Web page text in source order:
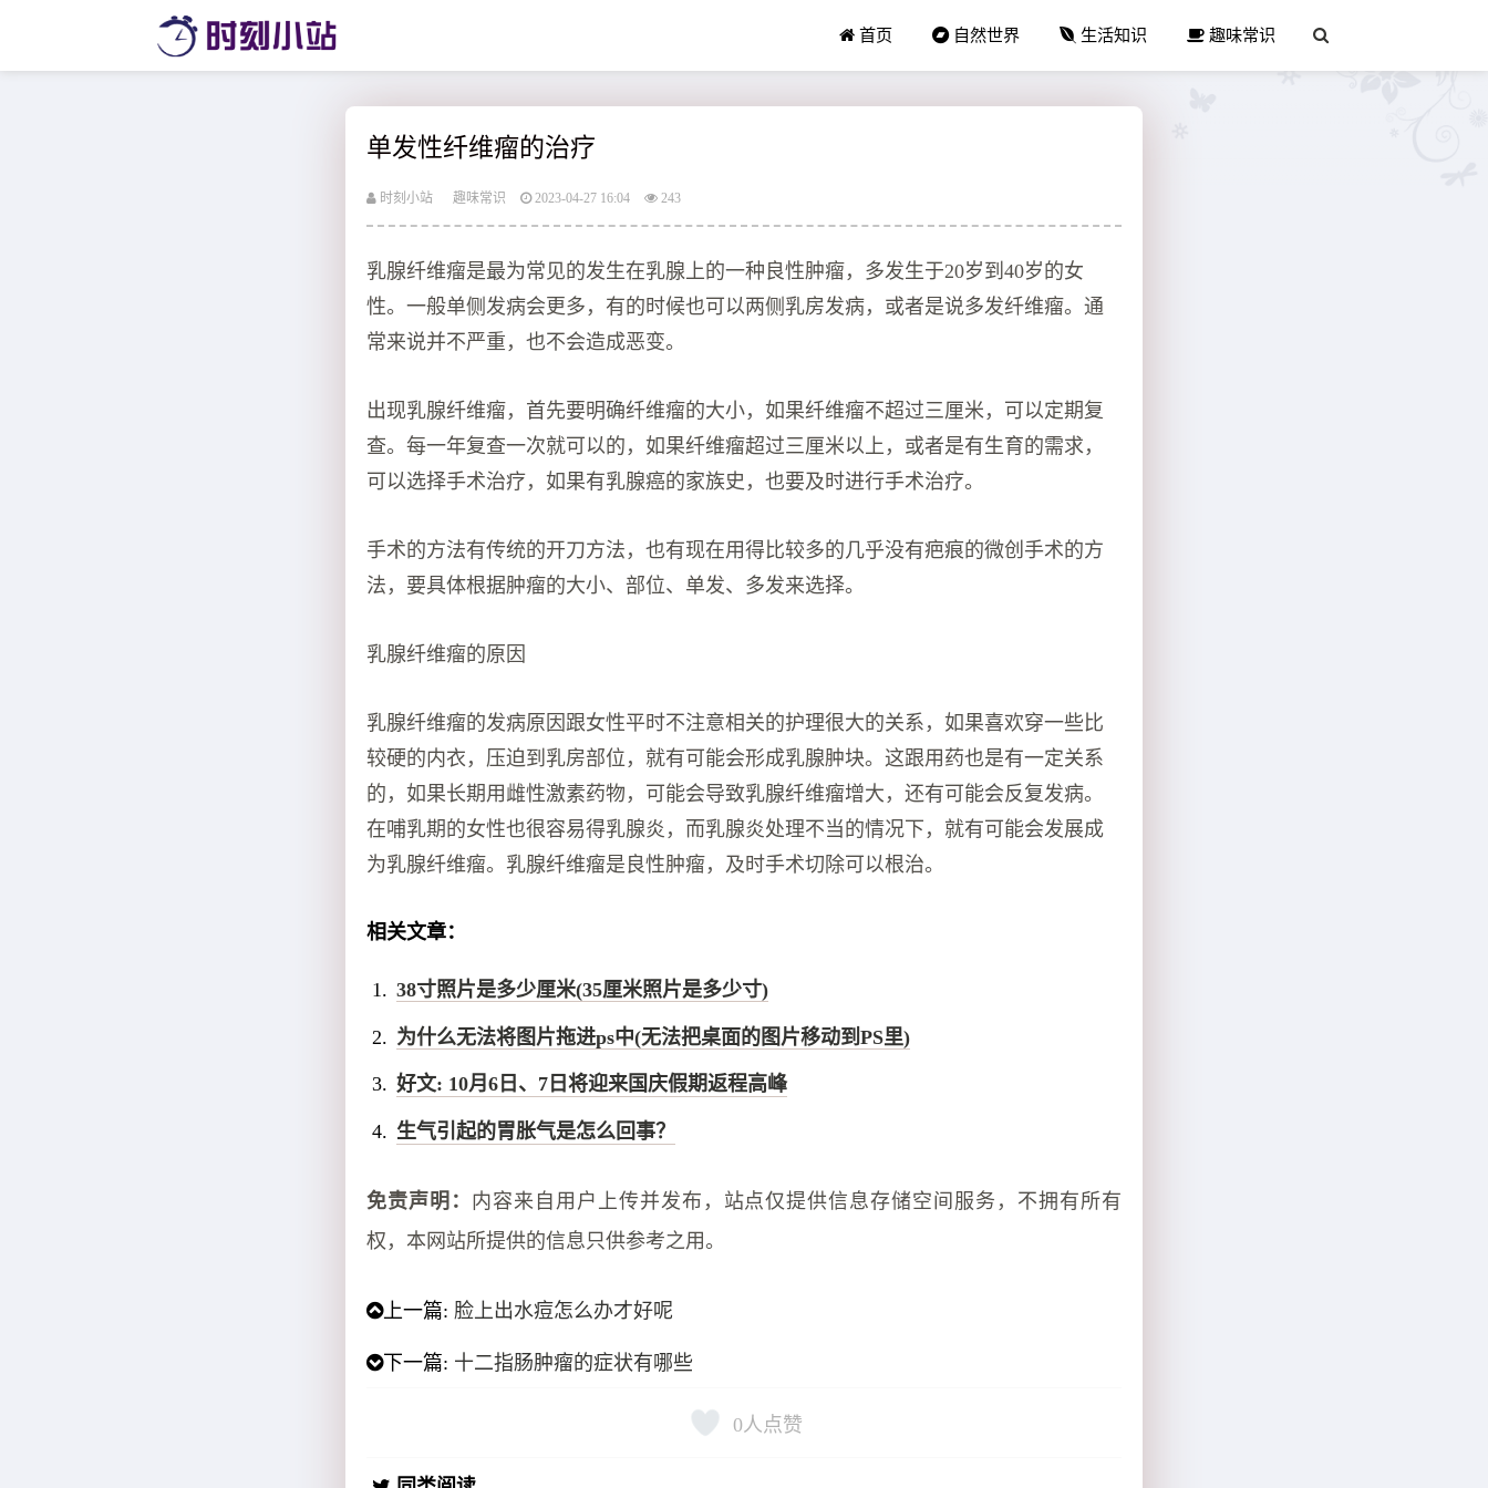
首页 自然世界 生活知识 趣味常识
单发性纤维瘤的治疗
时刻小站 趣味常识 2023-04-27 16:04 243
乳腺纤维瘤是最为常见的发生在乳腺上的一种良性肿瘤，多发生于20岁到40岁的女
性。一般单侧发病会更多，有的时候也可以两侧乳房发病，或者是说多发纤维瘤。通
常来说并不严重，也不会造成恶变。
出现乳腺纤维瘤，首先要明确纤维瘤的大小，如果纤维瘤不超过三厘米，可以定期复
查。每一年复查一次就可以的，如果纤维瘤超过三厘米以上，或者是有生育的需求，
可以选择手术治疗，如果有乳腺癌的家族史，也要及时进行手术治疗。
手术的方法有传统的开刀方法，也有现在用得比较多的几乎没有疤痕的微创手术的方
法，要具体根据肿瘤的大小、部位、单发、多发来选择。
乳腺纤维瘤的原因
乳腺纤维瘤的发病原因跟女性平时不注意相关的护理很大的关系，如果喜欢穿一些比
较硬的内衣，压迫到乳房部位，就有可能会形成乳腺肿块。这跟用药也是有一定关系
的，如果长期用雌性激素药物，可能会导致乳腺纤维瘤增大，还有可能会反复发病。
在哺乳期的女性也很容易得乳腺炎，而乳腺炎处理不当的情况下，就有可能会发展成
为乳腺纤维瘤。乳腺纤维瘤是良性肿瘤，及时手术切除可以根治。
相关文章：
38寸照片是多少厘米(35厘米照片是多少寸)
为什么无法将图片拖进ps中(无法把桌面的图片移动到PS里)
好文: 10月6日、7日将迎来国庆假期返程高峰
生气引起的胃胀气是怎么回事？
免责声明： 内容来自用户上传并发布，站点仅提供信息存储空间服务，不拥有所有
权，本网站所提供的信息只供参考之用。
上一篇: 脸上出水痘怎么办才好呢
下一篇: 十二指肠肿瘤的症状有哪些
0人点赞